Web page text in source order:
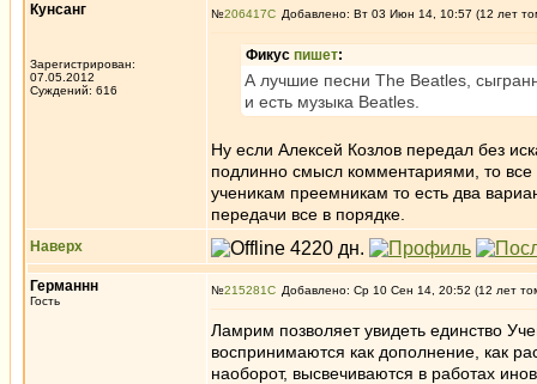
Кунсанг
Зарегистрирован:
07.05.2012
Суждений: 616
№206417 Добавлено: Вт 03 Июн 14, 10:57 (12 лет
Фикус пишет:
А лучшие песни The Beatles,
и есть музыка Beatles.
Ну если Алексей Козлов передал без
подлинно смысл комментариями, то
ученикам преемникам то есть два
передачи все в порядке.
Наверх
Германнн
Гость
№215281 Добавлено: Ср 10 Сен 14, 20:52 (12 лет
Ламрим позволяет увидеть единство
воспринимаются как дополнение, как
наоборот, высвечиваются в работах